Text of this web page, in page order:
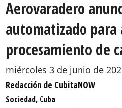
Aerovaradero
automatizado para
procesamiento de
miércoles 3 de junio de
Redacción de CubitaNOW
Sociedad, Cuba